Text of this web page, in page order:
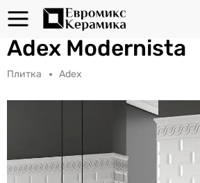
Adex Modernista
Плитка Adex